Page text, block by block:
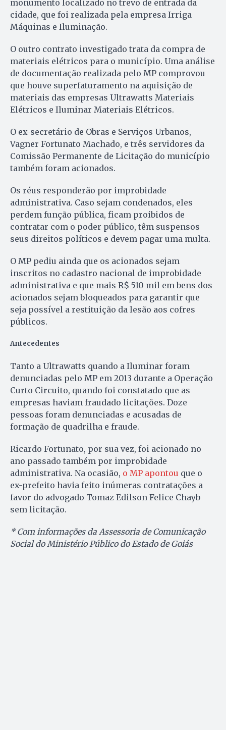
monumento localizado no trevo de entrada da
cidade, que foi realizada pela empresa Irriga
Máquinas e Iluminação.
O outro contrato investigado trata da compra de
materiais elétricos para o município. Uma análise
de documentação realizada pelo MP comprovou
que houve superfaturamento na aquisição de
materiais das empresas Ultrawatts Materiais
Elétricos e Iluminar Materiais Elétricos.
O ex-secretário de Obras e Serviços Urbanos,
Vagner Fortunato Machado, e três servidores da
Comissão Permanente de Licitação do município
também foram acionados.
Os réus responderão por improbidade
administrativa. Caso sejam condenados, eles
perdem função pública, ficam proibidos de
contratar com o poder público, têm suspensos
seus direitos políticos e devem pagar uma multa.
O MP pediu ainda que os acionados sejam
inscritos no cadastro nacional de improbidade
administrativa e que mais R$ 510 mil em bens dos
acionados sejam bloqueados para garantir que
seja possível a restituição da lesão aos cofres
públicos.
Antecedentes
Tanto a Ultrawatts quando a Iluminar foram
denunciadas pelo MP em 2013 durante a Operação
Curto Circuito, quando foi constatado que as
empresas haviam fraudado licitações. Doze
pessoas foram denunciadas e acusadas de
formação de quadrilha e fraude.
Ricardo Fortunato, por sua vez, foi acionado no
ano passado também por improbidade
administrativa. Na ocasião, o MP apontou que o
ex-prefeito havia feito inúmeras contratações a
favor do advogado Tomaz Edilson Felice Chayb
sem licitação.
* Com informações da Assessoria de Comunicação
Social do Ministério Público do Estado de Goiás